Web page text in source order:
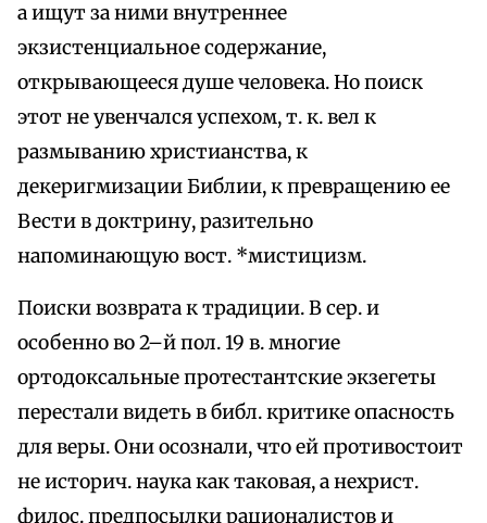
а ищут за ними внутреннее
экзистенциальное содержание,
открывающееся душе человека. Но поиск
этот не увенчался успехом, т. к. вел к
размыванию христианства, к
декеригмизации Библии, к превращению ее
Вести в доктрину, разительно
напоминающую вост. *мистицизм.
Поиски возврата к традиции. В сер. и
особенно во 2–й пол. 19 в. многие
ортодоксальные протестантские экзегеты
перестали видеть в библ. критике опасность
для веры. Они осознали, что ей противостоит
не историч. наука как таковая, а нехрист.
филос. предпосылки рационалистов и